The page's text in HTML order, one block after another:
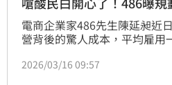
電商企業家486先生陳延昶近
營背後的驚人成本，平均雇用
氣不好，老闆不能喊苦，只能
2026/03/16 09:57